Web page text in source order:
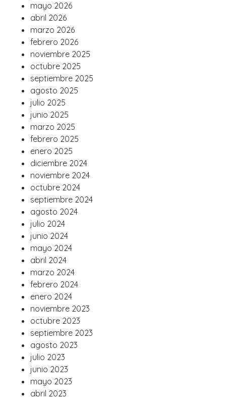
mayo 2026
abril 2026
marzo 2026
febrero 2026
noviembre 2025
octubre 2025
septiembre 2025
agosto 2025
julio 2025
junio 2025
marzo 2025
febrero 2025
enero 2025
diciembre 2024
noviembre 2024
octubre 2024
septiembre 2024
agosto 2024
julio 2024
junio 2024
mayo 2024
abril 2024
marzo 2024
febrero 2024
enero 2024
noviembre 2023
octubre 2023
septiembre 2023
agosto 2023
julio 2023
junio 2023
mayo 2023
abril 2023